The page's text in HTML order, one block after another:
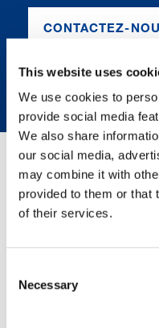
This website uses
We use cookies to
provide social media
We also share
our social media,
may combine it with
provided to them or that
of their services.
Selection
Necessary
CONTACTEZ-
FICHE
GREEN SOLUTIONS